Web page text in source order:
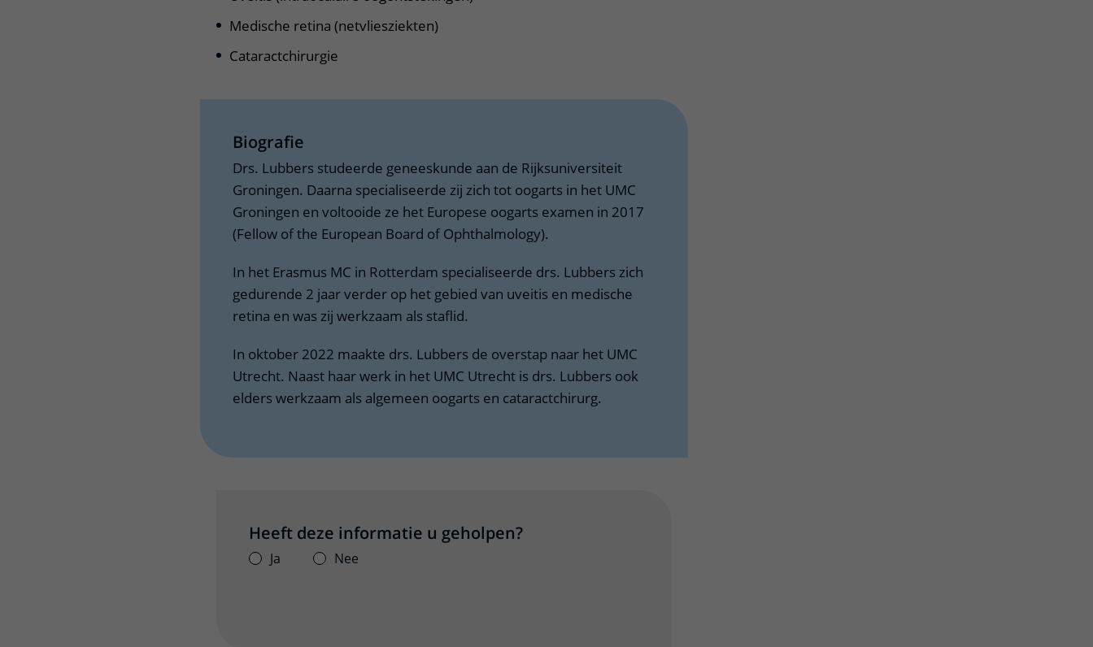
Medische retina (netvliesziekten)
Cataractchirurgie
Biografie
Drs. Lubbers studeerde geneeskunde aan de Rijksuniversiteit
Groningen. Daarna specialiseerde zij zich tot oogarts in het UMC
Groningen en voltooide ze het Europese oogarts examen in 2017
(Fellow of the European Board of Ophthalmology).
In het Erasmus MC in Rotterdam specialiseerde drs. Lubbers zich
gedurende 2 jaar verder op het gebied van uveitis en medische
retina en was zij werkzaam als staflid.
In oktober 2022 maakte drs. Lubbers de overstap naar het UMC
Utrecht. Naast haar werk in het UMC Utrecht is drs. Lubbers ook
elders werkzaam als algemeen oogarts en cataractchirurg.
Heeft deze informatie u geholpen?
Ja Nee